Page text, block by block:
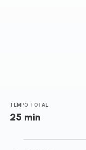
TEMPO TOTAL
25 min